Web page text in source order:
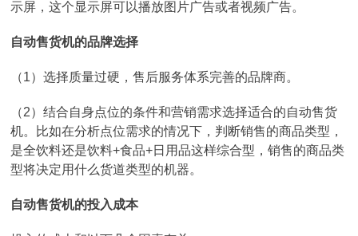
示屏，这个显示屏可以播放图片广告或者视频广告。
自动售货机的品牌选择
（1）选择质量过硬，售后服务体系完善的品牌商。
（2）结合自身点位的条件和营销需求选择适合的自动售货
机。比如在分析点位需求的情况下，判断销售的商品类型，
是全饮料还是饮料+食品+日用品这样综合型，销售的商品类
型将决定用什么货道类型的机器。
自动售货机的投入成本